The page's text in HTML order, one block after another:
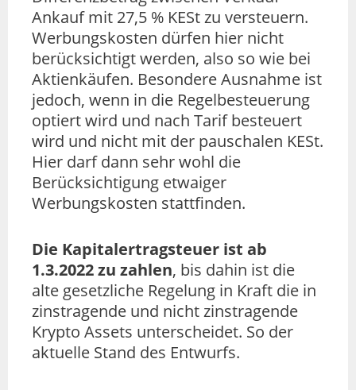
Ankauf mit 27,5 % KESt zu versteuern.
Werbungskosten dürfen hier nicht
berücksichtigt werden, also so wie bei
Aktienkäufen. Besondere Ausnahme ist
jedoch, wenn in die Regelbesteuerung
optiert wird und nach Tarif besteuert
wird und nicht mit der pauschalen KESt.
Hier darf dann sehr wohl die
Berücksichtigung etwaiger
Werbungskosten stattfinden.
Die Kapitalertragsteuer ist ab
1.3.2022 zu zahlen, bis dahin ist die
alte gesetzliche Regelung in Kraft die in
zinstragende und nicht zinstragende
Krypto Assets unterscheidet. So der
aktuelle Stand des Entwurfs.